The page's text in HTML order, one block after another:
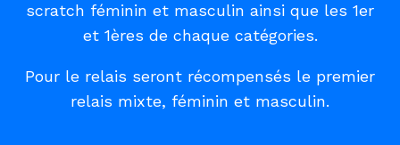
scratch féminin et masculin ainsi que les 1er
et 1ères de chaque catégories.
Pour le relais seront récompensés le premier
relais mixte, féminin et masculin.